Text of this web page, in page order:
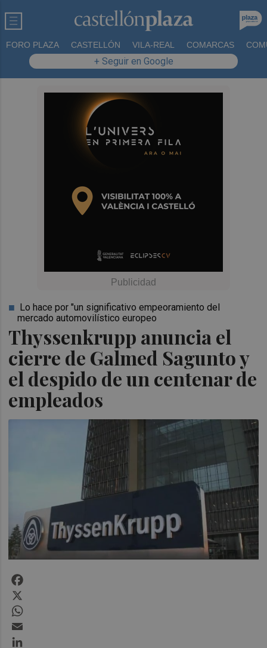
FORO PLAZA CASTELLÓN VILA-REAL COMARCAS
+ Seguir en Google
Thyssenkrupp anuncia el
cierre de Galmed Sagunto y
el despido de un centenar de
empleados
Lo hace por "un significativo empeoramiento del
mercado automovilístico europeo